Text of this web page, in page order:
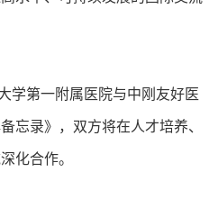
第一附属医院与中刚友好医
忘录》，双方将在人才培养、
化合作。